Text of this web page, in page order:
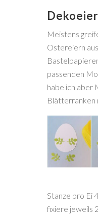
Dekoeier
Meistens
Ostereiern
passenden
habe ich aber
Blätterranken
Stanze pro Ei
fixiere jeweils